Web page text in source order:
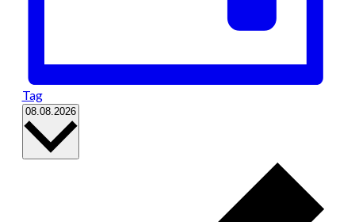
Tag
08.08.2026 Datum